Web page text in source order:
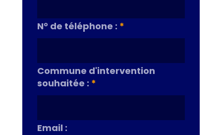
N° de téléphone : *
Commune d'intervention
souhaitée : *
Email :